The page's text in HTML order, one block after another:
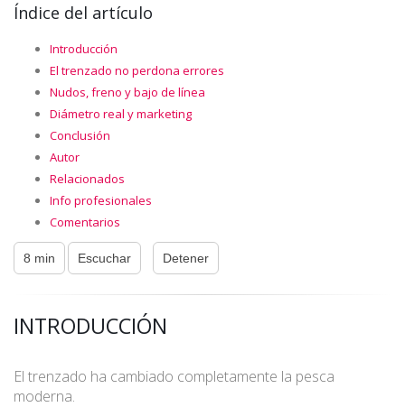
Índice del artículo
Introducción
El trenzado no perdona errores
Nudos, freno y bajo de línea
Diámetro real y marketing
Conclusión
Autor
Relacionados
Info profesionales
Comentarios
8 min Escuchar Detener
INTRODUCCIÓN
El trenzado ha cambiado completamente la pesca
moderna.